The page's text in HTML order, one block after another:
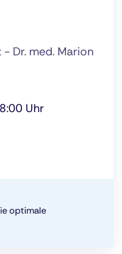
Dr. med. Marion
Uhr
optimale